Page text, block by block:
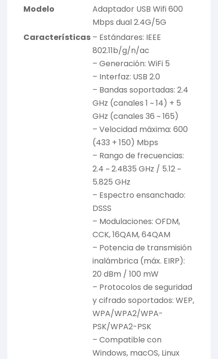
Modelo
Adaptador USB Wifi 600
Mbps dual 2.4G/5G
Características – Estándares: IEEE
802.11b/g/n/ac
– Generación: WiFi 5
– Interfaz: USB 2.0
– Bandas soportadas: 2.4
GHz (canales 1 ~ 14) + 5
GHz (canales 36 ~ 165)
– Velocidad máxima: 600
(433 + 150) Mbps
– Rango de frecuencias:
2.4 ~ 2.4835 GHz / 5.12 ~
5.825 GHz
– Espectro ensanchado:
DSSS
– Modulaciones: OFDM,
CCK, 16QAM, 64QAM
– Potencia de transmisión
inalámbrica (máx. EIRP):
20 dBm / 100 mW
– Protocolos de seguridad
y cifrado soportados: WEP,
WPA/WPA2/WPA-
PSK/WPA2-PSK
– Compatible con
Windows, macOS, Linux